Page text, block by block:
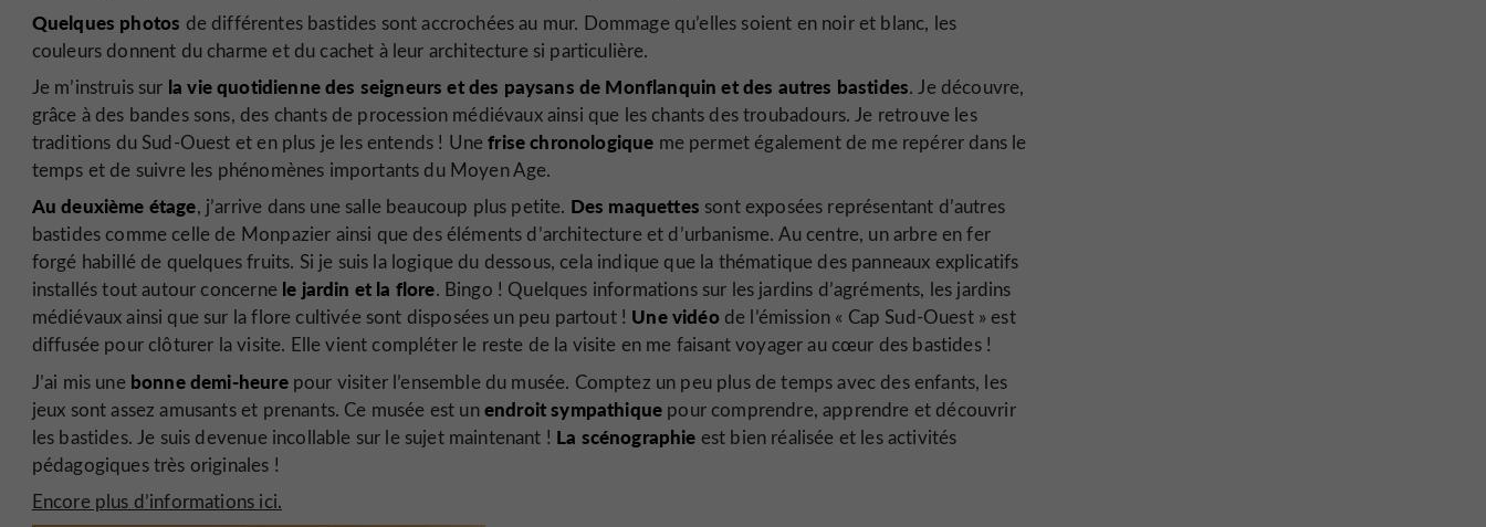
Quelques photos de différentes bastides sont accrochées au mur. Dommage qu’elles soient en noir et blanc, les
couleurs donnent du charme et du cachet à leur architecture si particulière.
Je m’instruis sur la vie quotidienne des seigneurs et des paysans de Monflanquin et des autres bastides. Je découvre,
grâce à des bandes sons, des chants de procession médiévaux ainsi que les chants des troubadours. Je retrouve les
traditions du Sud-Ouest et en plus je les entends ! Unefrise chronologique me permet également de me repérer dans le
temps et de suivre les phénomènes importants du Moyen Age.
Au deuxième étage, j’arrive dans une salle beaucoup plus petite. Des maquettes sont exposées représentant d’autres
bastides comme celle de Monpazier ainsi que des éléments d’architecture et d’urbanisme. Au centre, un arbre en fer
forgé habillé de quelques fruits. Si je suis la logique du dessous, cela indique que la thématique des panneaux explicatifs
installés tout autour concerne le jardin et la flore. Bingo ! Quelques informations sur les jardins d’agréments, les jardins
médiévaux ainsi que sur la flore cultivée sont disposées un peu partout ! Une vidéode l’émission « Cap Sud-Ouest » est
diffusée pour clôturer la visite. Elle vient compléter le reste de la visite en me faisant voyager au cœur des bastides !
J’ai mis une bonne demi-heurepour visiter l’ensemble du musée. Comptez un peu plus de temps avec des enfants, les
jeux sont assez amusants et prenants. Ce musée est unendroit sympathique pour comprendre, apprendre et découvrir
les bastides. Je suis devenue incollable sur le sujet maintenant ! La scénographie est bien réalisée et les activités
pédagogiques très originales !
Encore plus d’informations ici.